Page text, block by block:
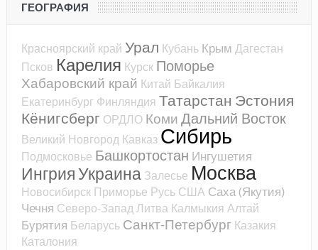
ГЕОГРАФИЯ
Красноярский край Урал Кубань Крым Дагестан
Псков Карелия Курск Поморье
Хабаровский край Китай Байкалия
Екатеринбург Финляндия Татарстан Эстония
Кёнигсберг ОРДЛО Коми Дальний Восток
Великий Новгород Кавказ Сибирь
Подмосковье Башкортостан Ингушетия
ИнгрияУкраина Залесье Москва
Новосибирск Приморье Русь США Саха (Якутия)
Чечня Северо-ЗападЛитва Калмыкия Алтай
Бурятия Беларусь Санкт-Петербург Казакия
Каталония